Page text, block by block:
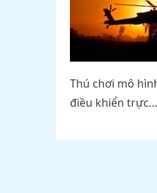
Thú chơi mô
điều khiển trực…